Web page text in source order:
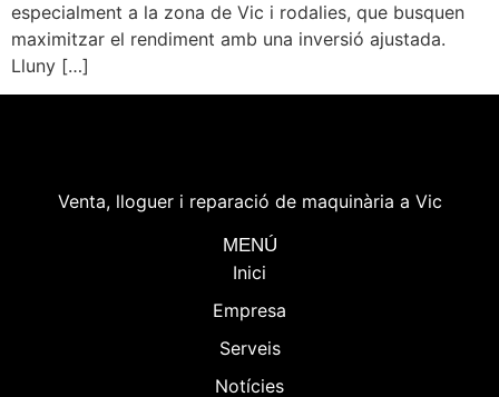
especialment a la zona de Vic i rodalies, que busquen
maximitzar el rendiment amb una inversió ajustada.
Lluny […]
Venta, lloguer i reparació de maquinària a Vic
MENÚ
Inici
Empresa
Serveis
Notícies